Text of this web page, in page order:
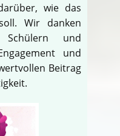
wie das
Wir danken
Schülern und
und
Beitrag